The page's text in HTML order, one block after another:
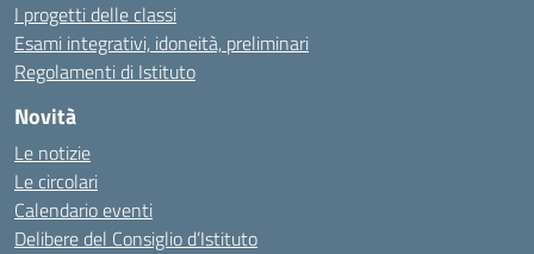
I progetti delle classi
Esami integrativi, idoneità, preliminari
Regolamenti di Istituto
Novità
Le notizie
Le circolari
Calendario eventi
Delibere del Consiglio d’Istituto